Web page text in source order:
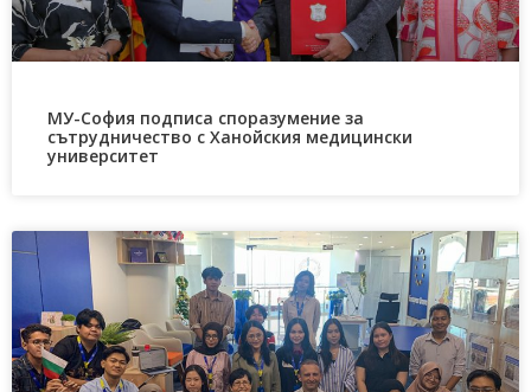
МУ-София подписа споразумение за
сътрудничество с Ханойския медицински
университет